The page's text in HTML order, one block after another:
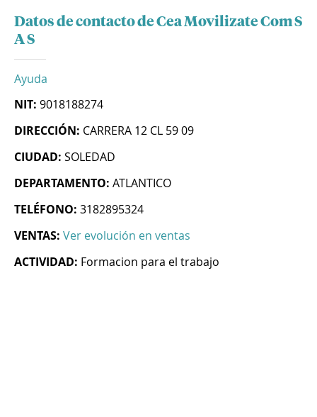
Datos de contacto de Cea Movilizate Com S
A S
Ayuda
NIT: 9018188274
DIRECCIÓN: CARRERA 12 CL 59 09
CIUDAD: SOLEDAD
DEPARTAMENTO: ATLANTICO
TELÉFONO: 3182895324
VENTAS: Ver evolución en ventas
ACTIVIDAD: Formacion para el trabajo